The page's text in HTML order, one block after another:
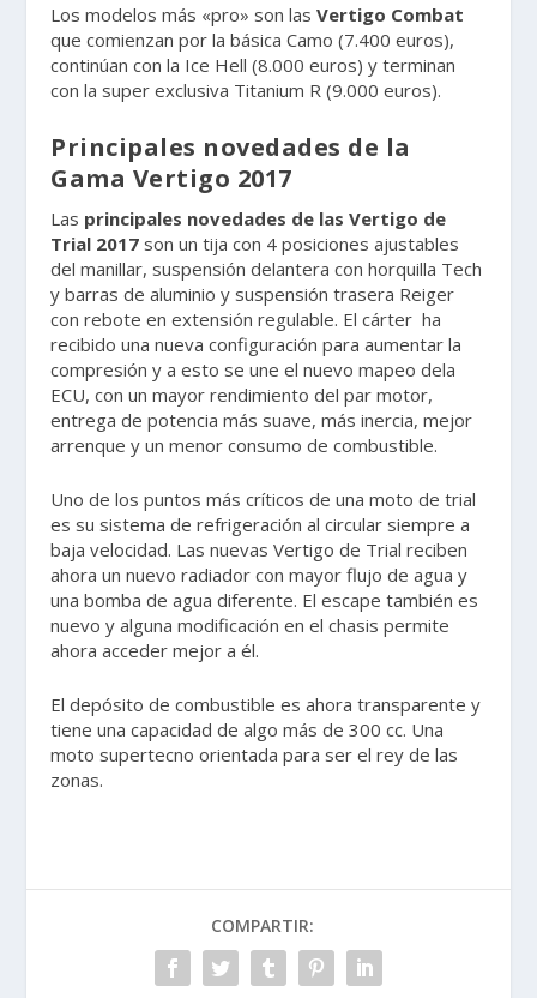
Los modelos más «pro» son lasVertigo Combat
que comienzan por la básica Camo (7.400 euros),
continúan con la Ice Hell (8.000 euros) y terminan
con la super exclusiva Titanium R (9.000 euros).
Principales novedades de la
Gama Vertigo 2017
Las principales novedades de las Vertigo de
Trial 2017 son un tija con 4 posiciones ajustables
del manillar, suspensión delantera con horquilla Tech
y barras de aluminio y suspensión trasera Reiger
con rebote en extensión regulable. El cárter ha
recibido una nueva configuración para aumentar la
compresión y a esto se une el nuevo mapeo dela
ECU, con un mayor rendimiento del par motor,
entrega de potencia más suave, más inercia, mejor
arrenque y un menor consumo de combustible.
Uno de los puntos más críticos de una moto de trial
es su sistema de refrigeración al circular siempre a
baja velocidad. Las nuevas Vertigo de Trial reciben
ahora un nuevo radiador con mayor flujo de agua y
una bomba de agua diferente. El escape también es
nuevo y alguna modificación en el chasis permite
ahora acceder mejor a él.
El depósito de combustible es ahora transparente y
tiene una capacidad de algo más de 300 cc. Una
moto supertecno orientada para ser el rey de las
zonas.
COMPARTIR: